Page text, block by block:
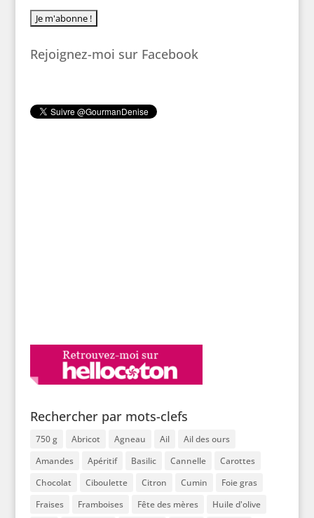
Rejoignez-moi sur Facebook
Rechercher par mots-clefs
750 g Abricot Agneau Ail
Ail des ours
Amandes
Apéritif Basilic Cannelle
Carottes
Chocolat
Ciboulette Citron Cumin
Foie gras
Fraises
Framboises Fête des mères Huile d'olive